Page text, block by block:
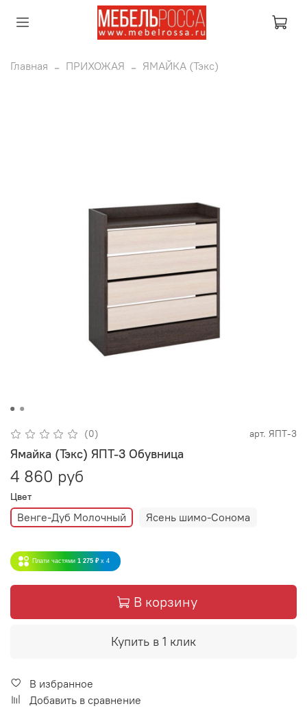
Главная ПРИХОЖАЯ ЯМАЙКА (Тэкс)
(0) арт. ЯПТ-3
Ямайка (Тэкс) ЯПТ-3 Обувница
4 860 руб
Цвет
Венге-Дуб Молочный Ясень шимо-Сонома
Плати частями 1 275 ₽ x 4
В корзину
Купить в 1 клик
В избранное
Добавить в сравнение